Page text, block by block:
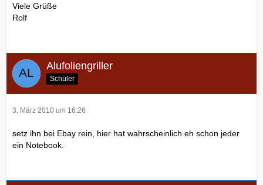
Viele Grüße
Rolf
Alufoliengriller
Schüler
3. März 2010 um 16:26
setz ihn bei Ebay rein, hier hat wahrscheinlich eh schon jeder
ein Notebook.